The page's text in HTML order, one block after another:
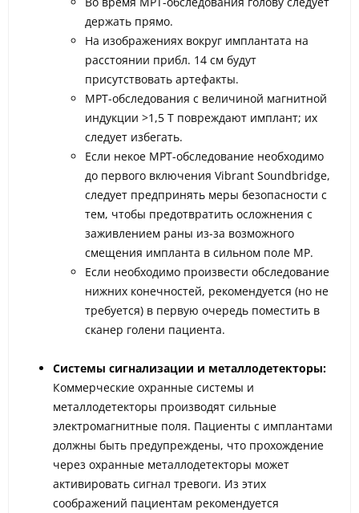
держать прямо.
На изображениях вокруг имплантата на
расстоянии прибл. 14 см будут
присутствовать артефакты.
MРТ-обследования с величиной магнитной
индукции >1,5 T повреждают имплант; их
следует избегать.
Если некое МРТ-обследование необходимо
до первого включения Vibrant Soundbridge,
следует предпринять меры безопасности с
тем, чтобы предотвратить осложнения с
заживлением раны из-за возможного
смещения импланта в сильном поле МР.
Если необходимо произвести обследование
нижних конечностей, рекомендуется (но не
требуется) в первую очередь поместить в
сканер голени пациента.
Системы сигнализации и металлодетекторы:
Коммерческие охранные системы и
металлодетекторы производят сильные
электромагнитные поля. Пациенты с имплантами
должны быть предупреждены, что прохождение
через охранные металлодетекторы может
активировать сигнал тревоги. Из этих
соображений пациентам рекомендуется